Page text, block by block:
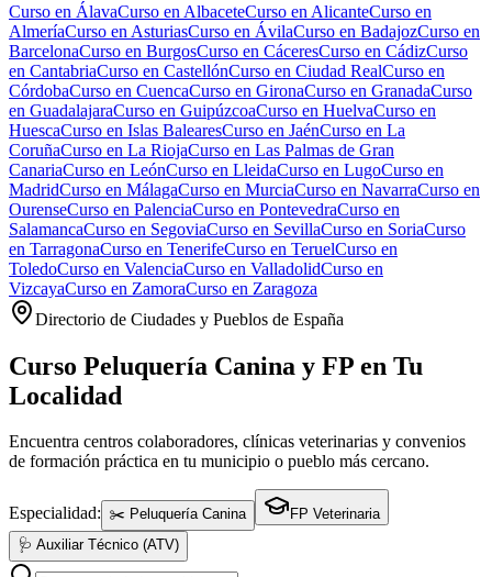
Curso en ÁlavaCurso en AlbaceteCurso en AlicanteCurso en
AlmeríaCurso en AsturiasCurso en ÁvilaCurso en BadajozCurso en
BarcelonaCurso en BurgosCurso en CáceresCurso en CádizCurso
en CantabriaCurso en CastellónCurso en Ciudad RealCurso en
CórdobaCurso en CuencaCurso en GironaCurso en GranadaCurso
en GuadalajaraCurso en GuipúzcoaCurso en HuelvaCurso en
HuescaCurso en Islas BalearesCurso en JaénCurso en La
CoruñaCurso en La RiojaCurso en Las Palmas de Gran
CanariaCurso en LeónCurso en LleidaCurso en LugoCurso en
MadridCurso en MálagaCurso en MurciaCurso en NavarraCurso en
OurenseCurso en PalenciaCurso en PontevedraCurso en
SalamancaCurso en SegoviaCurso en SevillaCurso en SoriaCurso
en TarragonaCurso en TenerifeCurso en TeruelCurso en
ToledoCurso en ValenciaCurso en ValladolidCurso en
VizcayaCurso en ZamoraCurso en Zaragoza
Directorio de Ciudades y Pueblos de España
Curso Peluquería Canina y FP en Tu
Localidad
Encuentra centros colaboradores, clínicas veterinarias y convenios
de formación práctica en tu municipio o pueblo más cercano.
Especialidad: ✂️ Peluquería Canina
FP Veterinaria
🩺 Auxiliar Técnico (ATV)